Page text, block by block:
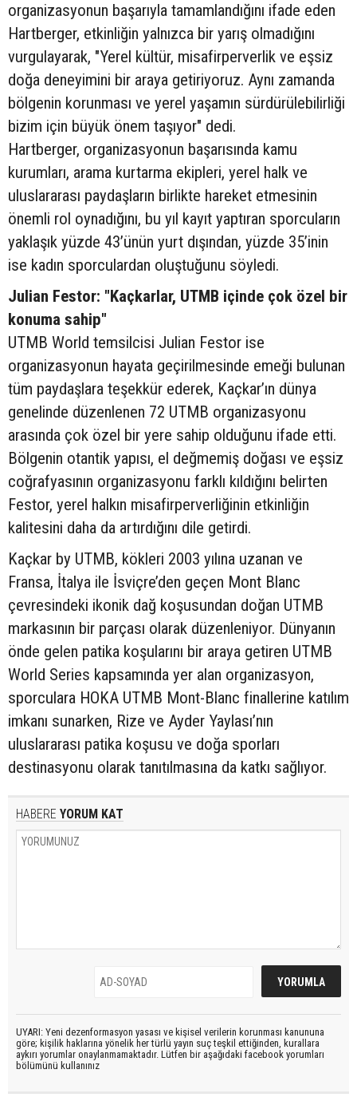
organizasyonun başarıyla tamamlandığını ifade eden
Hartberger, etkinliğin yalnızca bir yarış olmadığını
vurgulayarak, "Yerel kültür, misafirperverlik ve eşsiz
doğa deneyimini bir araya getiriyoruz. Aynı zamanda
bölgenin korunması ve yerel yaşamın sürdürülebilirliği
bizim için büyük önem taşıyor" dedi.
Hartberger, organizasyonun başarısında kamu
kurumları, arama kurtarma ekipleri, yerel halk ve
uluslararası paydaşların birlikte hareket etmesinin
önemli rol oynadığını, bu yıl kayıt yaptıran sporcuların
yaklaşık yüzde 43’ünün yurt dışından, yüzde 35’inin
ise kadın sporculardan oluştuğunu söyledi.
Julian Festor: "Kaçkarlar, UTMB içinde çok özel bir
konuma sahip"
UTMB World temsilcisi Julian Festor ise
organizasyonun hayata geçirilmesinde emeği bulunan
tüm paydaşlara teşekkür ederek, Kaçkar’ın dünya
genelinde düzenlenen 72 UTMB organizasyonu
arasında çok özel bir yere sahip olduğunu ifade etti.
Bölgenin otantik yapısı, el değmemiş doğası ve eşsiz
coğrafyasının organizasyonu farklı kıldığını belirten
Festor, yerel halkın misafirperverliğinin etkinliğin
kalitesini daha da artırdığını dile getirdi.
Kaçkar by UTMB, kökleri 2003 yılına uzanan ve
Fransa, İtalya ile İsviçre’den geçen Mont Blanc
çevresindeki ikonik dağ koşusundan doğan UTMB
markasının bir parçası olarak düzenleniyor. Dünyanın
önde gelen patika koşularını bir araya getiren UTMB
World Series kapsamında yer alan organizasyon,
sporculara HOKA UTMB Mont-Blanc finallerine katılım
imkanı sunarken, Rize ve Ayder Yaylası’nın
uluslararası patika koşusu ve doğa sporları
destinasyonu olarak tanıtılmasına da katkı sağlıyor.
HABERE YORUM KAT
UYARI: Yeni dezenformasyon yasası ve kişisel verilerin korunması kanununa
göre; kişilik haklarına yönelik her türlü yayın suç teşkil ettiğinden, kurallara
aykırı yorumlar onaylanmamaktadır. Lütfen bir aşağıdaki facebook yorumları
bölümünü kullanınız